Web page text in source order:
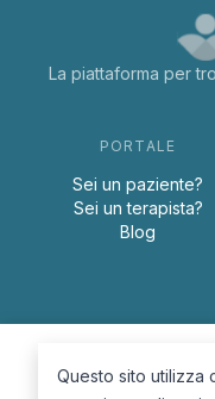
La piattaforma per
PORTALE
Sei un paziente?
Sei un terapista?
Blog
Questo sito utilizza